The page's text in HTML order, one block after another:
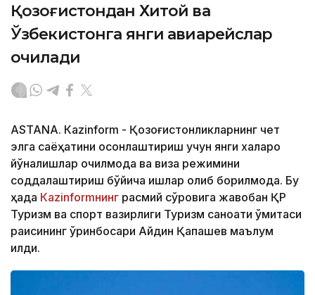
Қозоғистондан Хитой ва
Ўзбекистонга янги авиарейслар
очилади
ASTANА. Кazinform - Қозоғистонликларнинг чет
элга саёҳатини осонлаштириш учун янги халқаро
йўналишлар очилмоқда ва виза режимини
соддалаштириш бўйича ишлар олиб борилмоқда. Бу
ҳақда Кazinformнинг расмий сўровига жавобан ҚР
Туризм ва спорт вазирлиги Туризм саноати қўмитаси
раисининг ўринбосари Айдин Қапашев маълум
қилди.